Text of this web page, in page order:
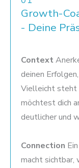
Growth-
- Deine
Context
deinen
Vielleicht steht
möchtest dich
deutlicher und
Connection
macht sichtbar,